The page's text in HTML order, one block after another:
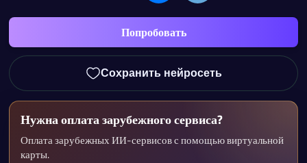
Попробовать
Сохранить нейросеть
Нужна оплата зарубежного сервиса?
Оплата зарубежных ИИ-сервисов с помощью виртуальной
карты.